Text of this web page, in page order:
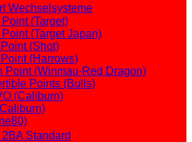
Wechselsysteme
(Target)
(Target Japan)
(Shot)
(Harrows)
Point (Winmau-Red Dragon)
Points (Bulls)
(Caliburn)
Standard